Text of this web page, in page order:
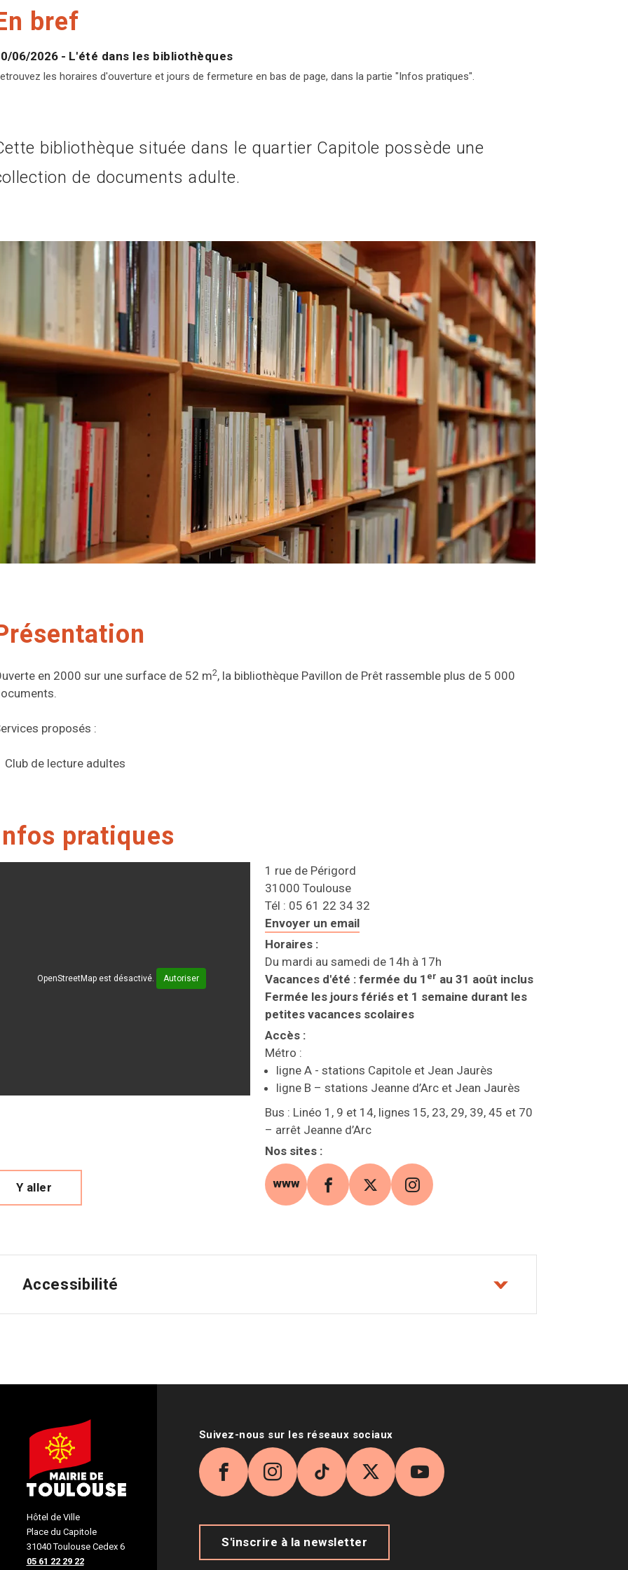
bref
06/2026- L'été dans les bibliothèques
les horaires d'ouverture et jours de fermeture en bas de page, dans la partie "Infos pratiques".
bibliothèque située dans le quartier Capitole possède une
de documents adulte.
en 2000 sur une surface de 52 m2, la bibliothèque Pavillon de Prêt rassemble plus de 5 000
proposés :
Club de lecture adultes
pratiques
OpenStreetMap est désactivé. Autoriser
Y aller
1 rue de Périgord
31000 Toulouse
Tél : 05 61 22 34 32
Envoyer un email
Horaires :
Du mardi au samedi de 14h à 17h
Vacances d'été : fermée du 1 er au 31 août inclus
Fermée les jours fériés et 1 semaine durant les
petites vacances scolaires
Accès :
Métro :
ligne A - stations Capitole et Jean Jaurès
ligne B – stations Jeanne d’Arc et Jean Jaurès
Bus : Linéo 1, 9 et 14, lignes 15, 23, 29, 39, 45 et 70
– arrêt Jeanne d’Arc
Nos sites :
site web (s'ouvre dans une nouvelle fenêtre)
Facebook (s'ouvre dans une nouvelle fenêtre)
X (s'ouvre dans une nouvelle fenêtre)
Instagram (s'ouvre dans une
Accessibilité
Hôtel de Ville
Place du Capitole
31040 Toulouse Cedex 6
05 61 22 29 22
Suivez-nous sur les réseaux sociaux
FacebookInstagram
TikTokX YouTube
S'inscrire à la newsletter